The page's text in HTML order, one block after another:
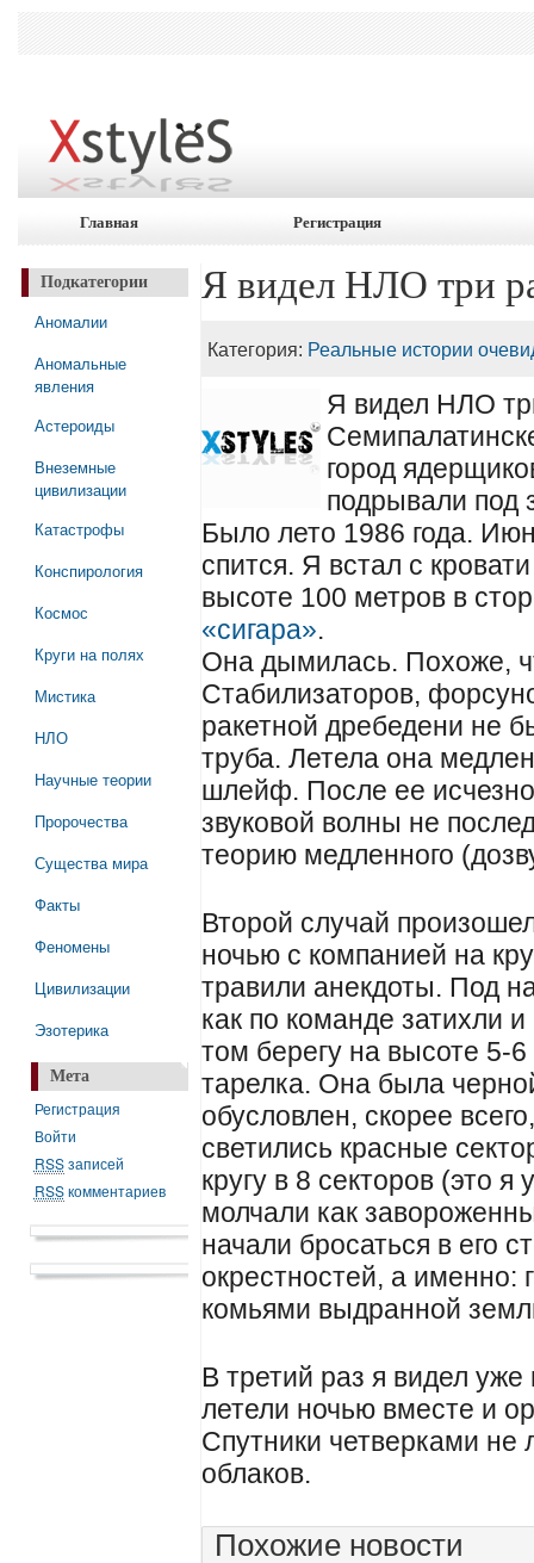
Главная Регистрация
Подкатегории
Аномалии
Аномальные
явления
Астероиды
Внеземные
цивилизации
Катастрофы
Конспирология
Космос
Круги на полях
Мистика
НЛО
Научные теории
Пророчества
Существа мира
Факты
Феномены
Цивилизации
Эзотерика
Мета
Регистрация
Войти
RSSзаписей
RSSкомментариев
Я видел НЛО три
Категория: Реальные истории
Я видел НЛО
город
подрывали под
Было лето 1986 года.
спится. Я встал с
высоте 100 метров в
«сигара».
Она дымилась. Похоже,
Стабилизаторов,
ракетной дребедени не
труба. Летела она
шлейф. После ее
звуковой волны не
теорию медленного
Второй случай
ночью с компанией на
травили анекдоты. Под
как по команде затихли
том берегу на высоте 5-
тарелка. Она была
обусловлен, скорее
светились красные
кругу в 8 секторов (это
молчали как
начали бросаться в его
окрестностей, а
комьями выдранной
В третий раз я видел
летели ночью вместе и
Спутники четверками
облаков.
Похожие новости